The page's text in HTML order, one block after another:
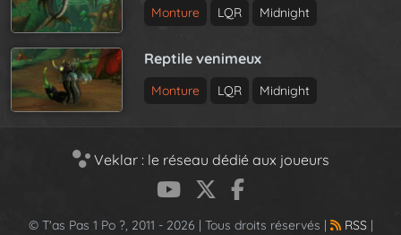
Monture LQR Midnight
Reptile venimeux
Monture LQR Midnight
Veklar : le réseau dédié aux joueurs
© T'as Pas 1 Po ?, 2011 - 2026 | Tous droits réservés | RSS|